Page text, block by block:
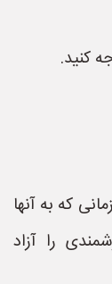
کنید.
که به آنها
را آزاد